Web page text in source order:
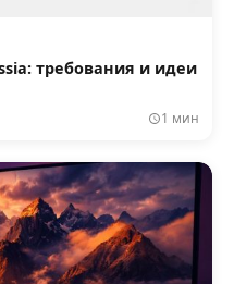
требования и идеи
1 мин